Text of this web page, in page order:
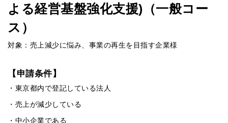
よる経営基盤強化支援)（一般コー
ス）
対象：売上減少に悩み、事業の再生を目指す企業様
【申請条件】
・東京都内で登記している法人
・売上が減少している
・中小企業である